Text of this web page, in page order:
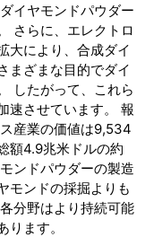
イヤモンドパウダー
さらに、エレクトロ
大により、合成ダイ
まざまな目的でダイ
したがって、これら
速させています。 報
産業の価値は9,534
額4.9兆米ドルの約
ンドパウダーの製造
モンドの採掘よりも
分野はより持続可能
ます。